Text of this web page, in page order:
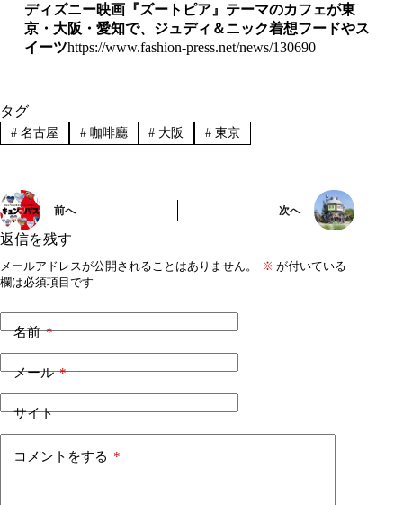
ディズニー映画『ズートピア』テーマのカフェが東
京・大阪・愛知で、ジュディ＆ニック着想フードやス
イーツhttps://www.fashion-press.net/news/130690
タグ
#名古屋 #咖啡廳 # 大阪 # 東京
前へ 次へ
返信を残す
メールアドレスが公開されることはありません。 ※ が付いている
欄は必須項目です
名前*
メール*
サイト
コメントをする *